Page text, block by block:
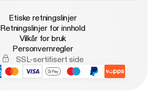
Etiske retningslinjer
Retningslinjer for innhold
Vilkår for bruk
Personvernregler
SSL-sertifisert side